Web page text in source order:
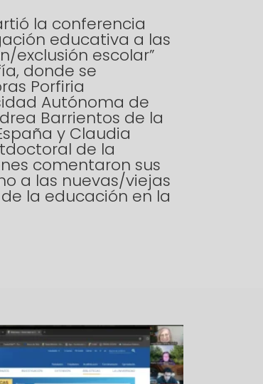
la conferencia
educativa a las
exclusión escolar”
donde se
Porfiria
Autónoma de
Barrientos de la
y Claudia
de la
comentaron sus
a las nuevas/viejas
la educación en la